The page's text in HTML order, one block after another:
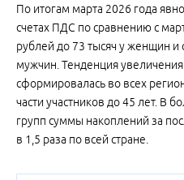
По итогам марта 2026 года
счетах ПДС по сравнению с
рублей до 73 тысяч у женщин и
мужчин. Тенденция увеличения
сформировалась во всех
части участников до 45 лет. В
групп суммы накоплений за
в 1,5 раза по всей стране.